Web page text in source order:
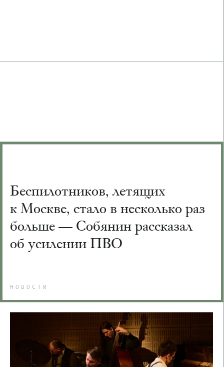
Беспилотников, летящих
к Москве, стало в несколько раз
больше — Собянин рассказал
об усилении ПВО
НОВОСТИ